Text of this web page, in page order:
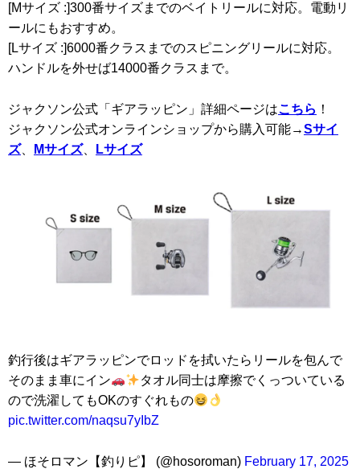
[Mサイズ :]300番サイズまでのベイトリールに対応。電動リ
ールにもおすすめ。
[Lサイズ :]6000番クラスまでのスピニングリールに対応。
ハンドルを外せば14000番クラスまで。
ジャクソン公式「ギアラッピン」詳細ページはこちら ！
ジャクソン公式オンラインショップから購入可能→Sサイ
ズ、 Mサイズ、 Lサイズ
釣行後はギアラッピンでロッドを拭いたらリールを包んで
そのまま車にイン
タオル同士は摩擦でくっついている
ので洗濯してもOKのすぐれもの
pic.twitter.com/naqsu7yIbZ
— ほそロマン【釣りピ】 (@hosoroman) February 17, 2025